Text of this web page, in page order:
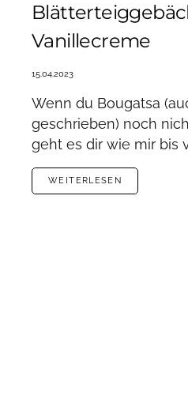
Vanillecreme
15.04.2023
Wenn du Bougatsa
geschrieben) noch
geht es dir wie mir bis
WEITERLESEN